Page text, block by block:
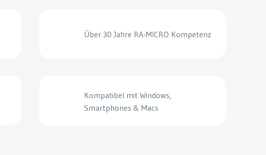
Über 30 Jahre RA-MICRO Kompetenz
Kompatibel mit Windows,
Smartphones & Macs